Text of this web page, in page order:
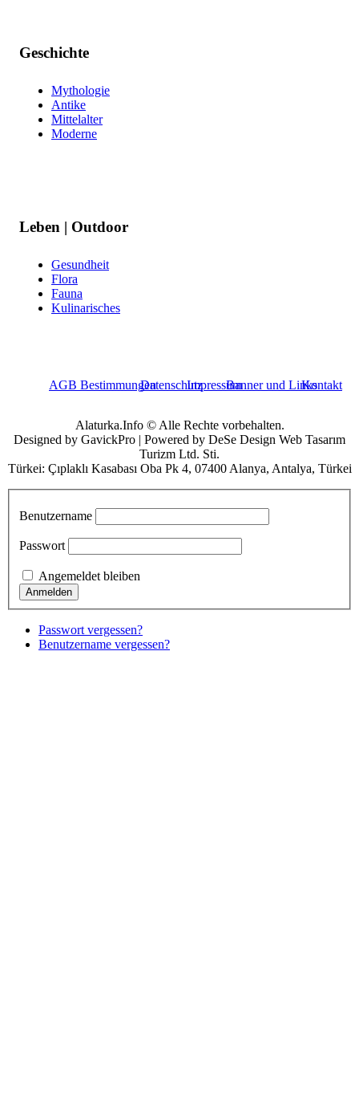
Geschichte
Mythologie
Antike
Mittelalter
Moderne
Leben | Outdoor
Gesundheit
Flora
Fauna
Kulinarisches
AGB BestimmungenDatenschutzImpressumBanner und LinksKontakt
Alaturka.Info © Alle Rechte vorbehalten.
Designed by GavickPro | Powered by DeSe Design Web Tasarım
Turizm Ltd. Sti.
Türkei: Çıplaklı Kasabası Oba Pk 4, 07400 Alanya, Antalya, Türkei
Benutzername
Passwort
Angemeldet bleiben
Passwort vergessen?
Benutzername vergessen?